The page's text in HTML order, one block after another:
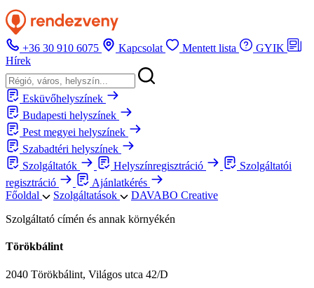
+36 30 910 6075 Kapcsolat Mentett lista
GYIK
Hírek
Esküvőhelyszínek
Budapesti helyszínek
Pest megyei helyszínek
Szabadtéri helyszínek
Szolgáltatók
Helyszínregisztráció
Szolgáltatói
regisztráció
Ajánlatkérés
Főoldal
Szolgáltatások
DAVABO Creative
Szolgáltató címén és annak környékén
Törökbálint
2040 Törökbálint, Világos utca 42/D